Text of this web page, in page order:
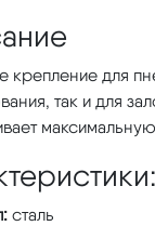
крепление для
так и для
сталь